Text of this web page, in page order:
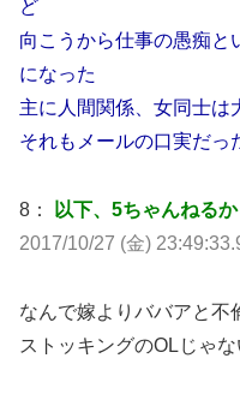
ど
向こうから仕事の愚痴と
になった
主に人間関係、女同士は
それもメールの口実だっ
8：
以下、5ちゃんねる
2017/10/27 (金)
なんで嫁よりババアと不
ストッキングのOLじゃな